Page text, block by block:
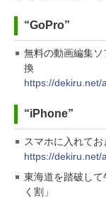
“GoPro”
無料の動画編集
換
https://dekiru.net/
“iPhone”
スマホに入れて
https://dekiru.net/
東海道を踏破し
く割」